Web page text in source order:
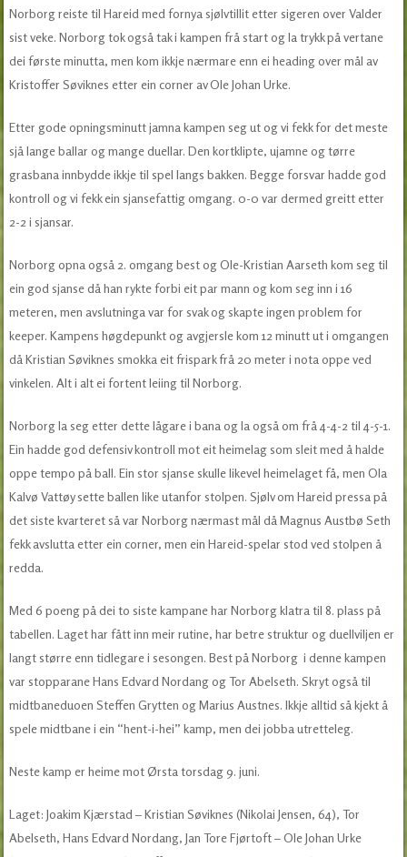
Norborg reiste til Hareid med fornya sjølvtillit etter sigeren over Valder
sist veke. Norborg tok også tak i kampen frå start og la trykk på vertane
dei første minutta, men kom ikkje nærmare enn ei heading over mål av
Kristoffer Søviknes etter ein corner av Ole Johan Urke.
Etter gode opningsminutt jamna kampen seg ut og vi fekk for det meste
sjå lange ballar og mange duellar. Den kortklipte, ujamne og tørre
grasbana innbydde ikkje til spel langs bakken. Begge forsvar hadde god
kontroll og vi fekk ein sjansefattig omgang. 0-0 var dermed greitt etter
2-2 i sjansar.
Norborg opna også 2. omgang best og Ole-Kristian Aarseth kom seg til
ein god sjanse då han rykte forbi eit par mann og kom seg inn i 16
meteren, men avslutninga var for svak og skapte ingen problem for
keeper. Kampens høgdepunkt og avgjersle kom 12 minutt ut i omgangen
då Kristian Søviknes smokka eit frispark frå 20 meter i nota oppe ved
vinkelen. Alt i alt ei fortent leiing til Norborg.
Norborg la seg etter dette lågare i bana og la også om frå 4-4-2 til 4-5-1.
Ein hadde god defensiv kontroll mot eit heimelag som sleit med å halde
oppe tempo på ball. Ein stor sjanse skulle likevel heimelaget få, men Ola
Kalvø Vattøy sette ballen like utanfor stolpen. Sjølv om Hareid pressa på
det siste kvarteret så var Norborg nærmast mål då Magnus Austbø Seth
fekk avslutta etter ein corner, men ein Hareid-spelar stod ved stolpen å
redda.
Med 6 poeng på dei to siste kampane har Norborg klatra til 8. plass på
tabellen. Laget har fått inn meir rutine, har betre struktur og duellviljen er
langt større enn tidlegare i sesongen. Best på Norborg i denne kampen
var stopparane Hans Edvard Nordang og Tor Abelseth. Skryt også til
midtbaneduoen Steffen Grytten og Marius Austnes. Ikkje alltid så kjekt å
spele midtbane i ein “hent-i-hei” kamp, men dei jobba utretteleg.
Neste kamp er heime mot Ørsta torsdag 9. juni.
Laget: Joakim Kjærstad – Kristian Søviknes (Nikolai Jensen, 64), Tor
Abelseth, Hans Edvard Nordang, Jan Tore Fjørtoft – Ole Johan Urke